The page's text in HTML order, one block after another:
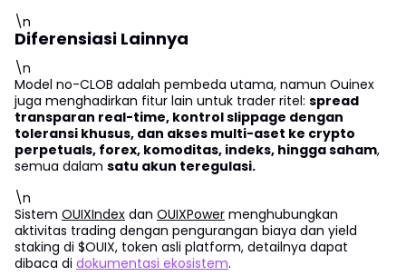
\n
Diferensiasi Lainnya
\n
Model no-CLOB adalah pembeda utama, namun Ouinex
juga menghadirkan fitur lain untuk trader ritel: spread
transparan real-time, kontrol slippage dengan
toleransi khusus, dan akses multi-aset ke crypto
perpetuals, forex, komoditas, indeks, hingga saham,
semua dalam satu akun teregulasi.
\n
Sistem OUIXIndex dan OUIXPower menghubungkan
aktivitas trading dengan pengurangan biaya dan yield
staking di $OUIX, token asli platform, detailnya dapat
dibaca di dokumentasi ekosistem.